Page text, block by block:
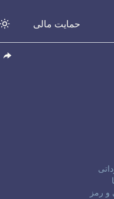
حمایت مالی
و رمز